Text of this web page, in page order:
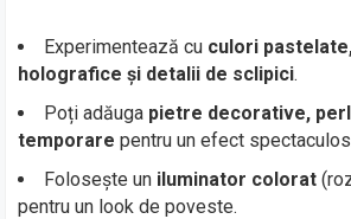
Experimentează cu culori
holografice și detalii de sclipici.
Poți adăuga pietre decorative,
temporare pentru un efect
Folosește un iluminator colorat
pentru un look de poveste.